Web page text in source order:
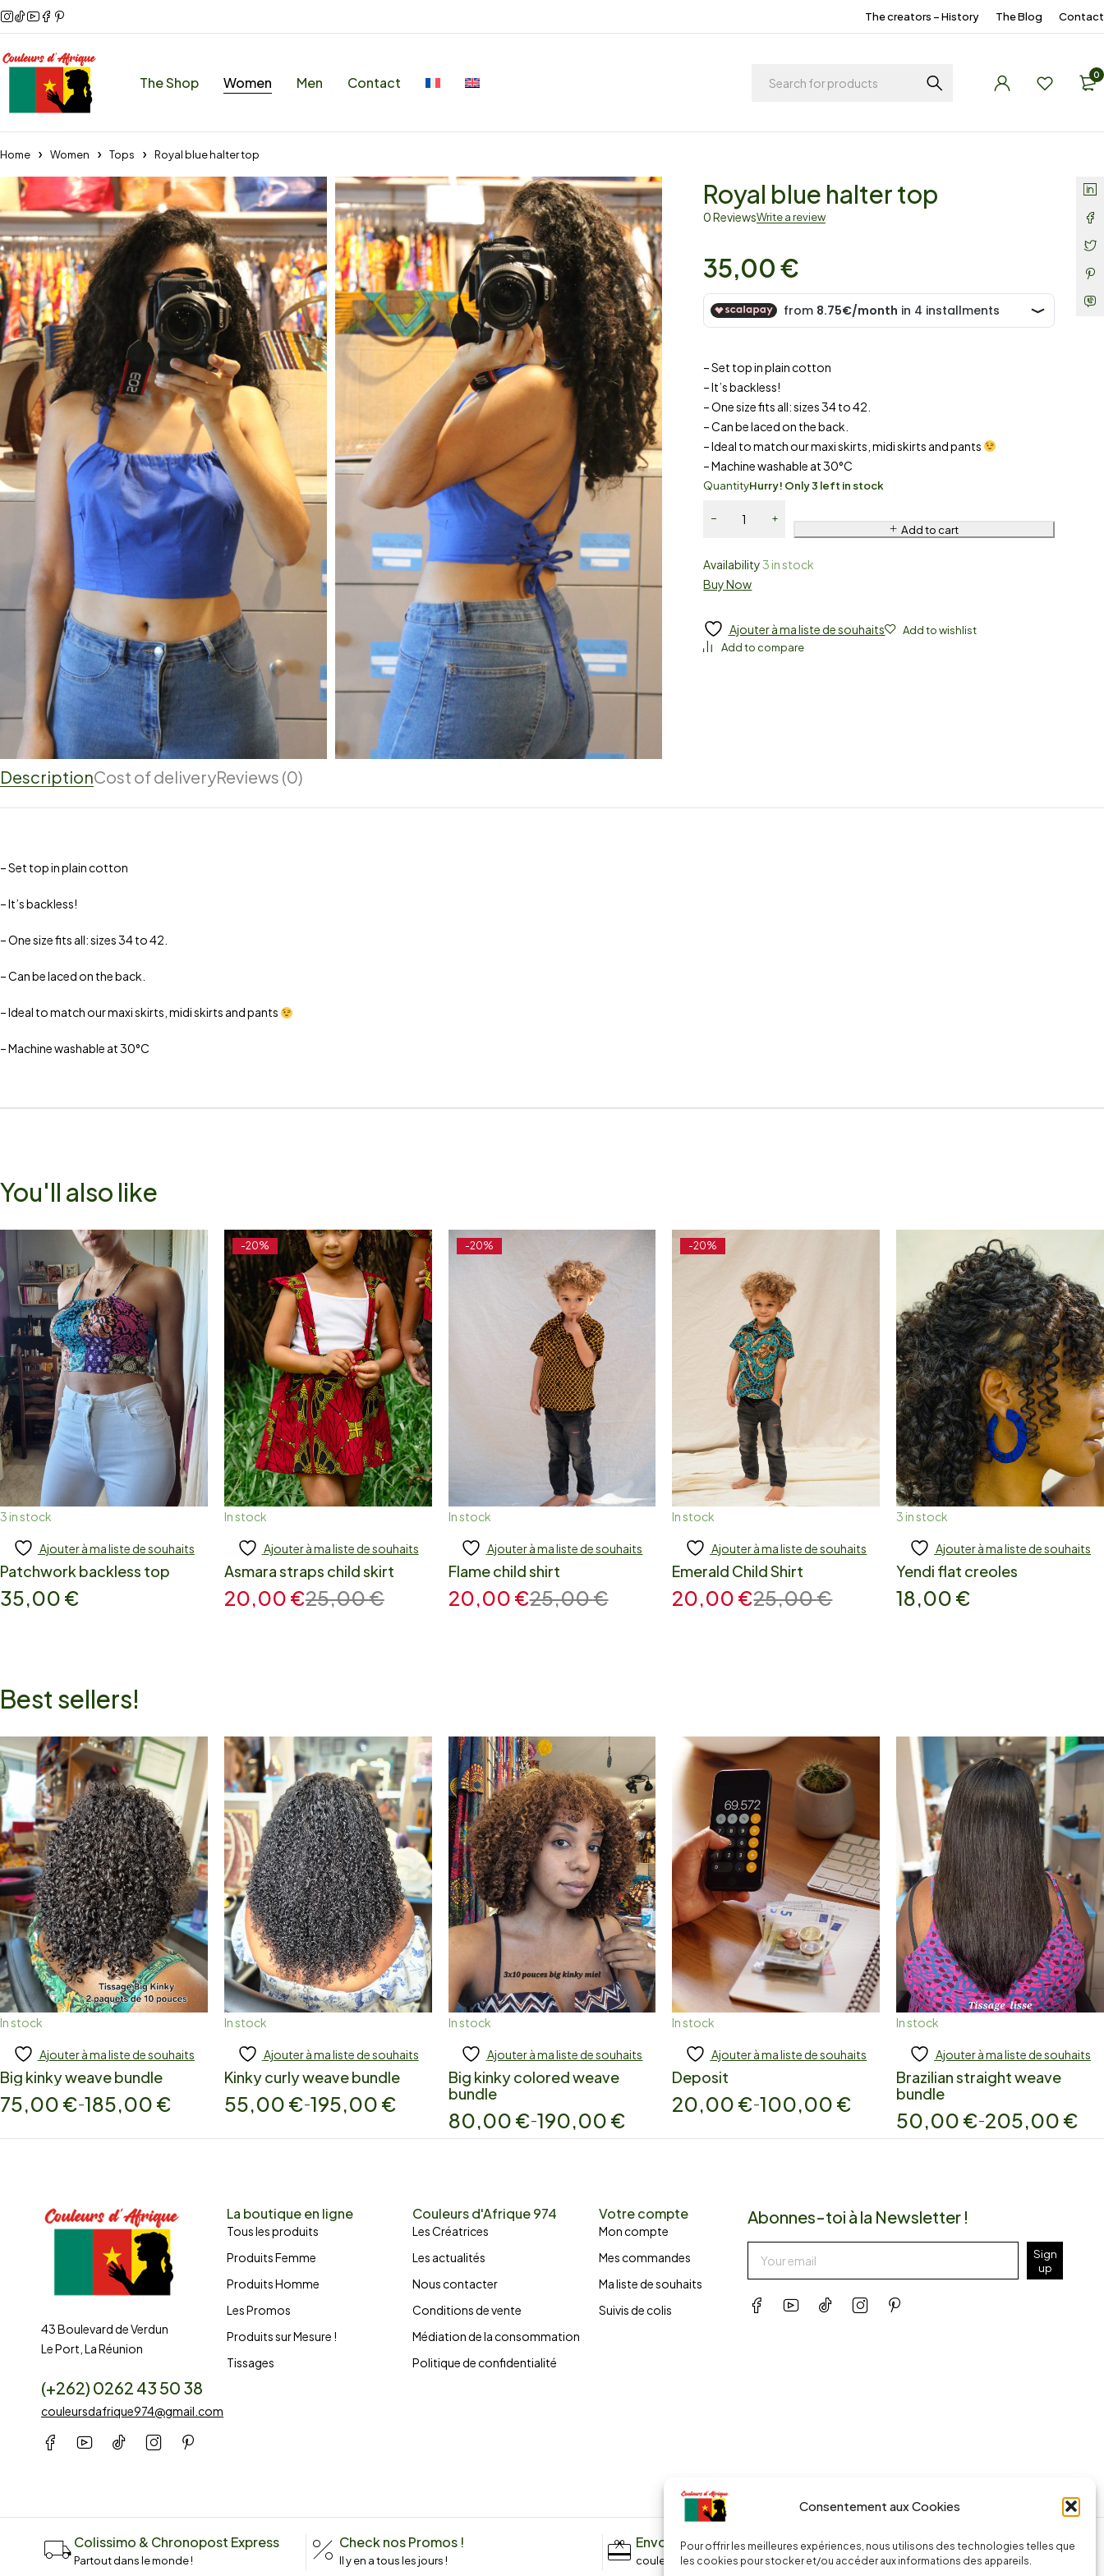
Consentement aux Cookies
Pour offrir les meilleures expériences, nous utilisons des technologies telles que
les cookies pour stocker et/ou accéder aux informations des appareils.
The creators – History The Blog Contact
The Shop Women Men Contact 0
Home Women Tops Royal blue halter top
Royal blue halter top
0 ReviewsWrite a review
35,00€
– Set top in plain cotton
– It’s backless!
– One size fits all: sizes 34 to 42.
– Can be laced on the back.
– Ideal to match our maxi skirts, midi skirts and pants
– Machine washable at 30°C
QuantityHurry! Only 3 left in stock
Add to cart
Availability3 in stock
Buy Now
Ajouter à ma liste de souhaits
DescriptionCost of deliveryReviews (0)
– Set top in plain cotton
– It’s backless!
– One size fits all: sizes 34 to 42.
– Can be laced on the back.
– Ideal to match our maxi skirts, midi skirts and pants
– Machine washable at 30°C
You'll also like
3 in stock
Add to cart
Ajouter à ma liste de souhaits
Patchwork backless top
35,00 €
-20%
In stock
Add to cart
Ajouter à ma liste de souhaits
Asmara straps child skirt
25,00€
20,00 €
-20%
In stock
Add to cart
Ajouter à ma liste de souhaits
Flame child shirt
25,00€
20,00 €
-20%
In stock
Add to cart
Ajouter à ma liste de souhaits
Emerald Child Shirt
25,00€
20,00 €
3 in stock
Add to cart
Ajouter à ma liste de souhaits
Yendi flat creoles
18,00 €
Best sellers!
In stock
Add to cart
Ajouter à ma liste de souhaits
Big kinky weave bundle
75,00 €–185,00 €
In stock
Add to cart
Ajouter à ma liste de souhaits
Kinky curly weave bundle
55,00 €–195,00 €
In stock
Add to cart
Ajouter à ma liste de souhaits
Big kinky colored weave
bundle
80,00 €–190,00 €
In stock
Add to cart
Ajouter à ma liste de souhaits
Deposit
20,00 €–100,00 €
In stock
Add to cart
Ajouter à ma liste de souhaits
Brazilian straight weave
bundle
50,00 €–205,00 €
43 Boulevard de Verdun
Le Port, La Réunion
(+262) 0262 43 50 38
couleursdafrique974@gmail.com
La boutique en ligne
Tous les produits
Produits Femme
Produits Homme
Les Promos
Produits sur Mesure !
Tissages
Couleurs d'Afrique 974
Les Créatrices
Les actualités
Nous contacter
Conditions de vente
Médiation de la consommation
Politique de confidentialité
Votre compte
Mon compte
Mes commandes
Ma liste de souhaits
Suivis de colis
Abonnes-toi à la Newsletter !
Sign
up
Colissimo & Chronopost Express
Partout dans le monde !
Check nos Promos !
Il y en a tous les jours !
Envoyez un message
couleursdafrique974.com
Appeler la boutique
(+262) 0262 43 50 38